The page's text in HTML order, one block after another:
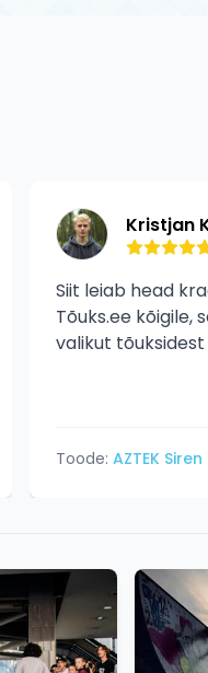
Kristjan
Siit leiab head
Tõuks.ee kõigile,
valikut tõuksidest
Toode: AZTEK